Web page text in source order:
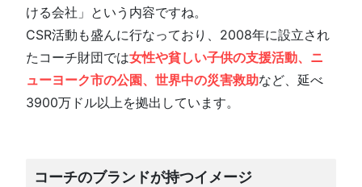
ける会社」という内容ですね。
CSR活動も盛んに行なっており、2008年に設立され
たコーチ財団では女性や貧しい子供の支援活動、ニ
ューヨーク市の公園、世界中の災害救助など、延べ
3900万ドル以上を拠出しています。
コーチのブランドが持つイメージ